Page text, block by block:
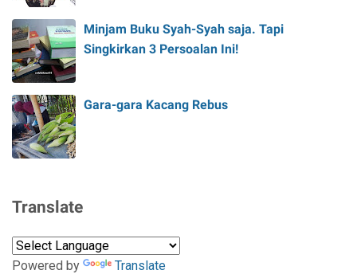
Minjam Buku Syah-Syah saja. Tapi
Singkirkan 3 Persoalan Ini!
Gara-gara Kacang Rebus
Translate
Powered by Translate